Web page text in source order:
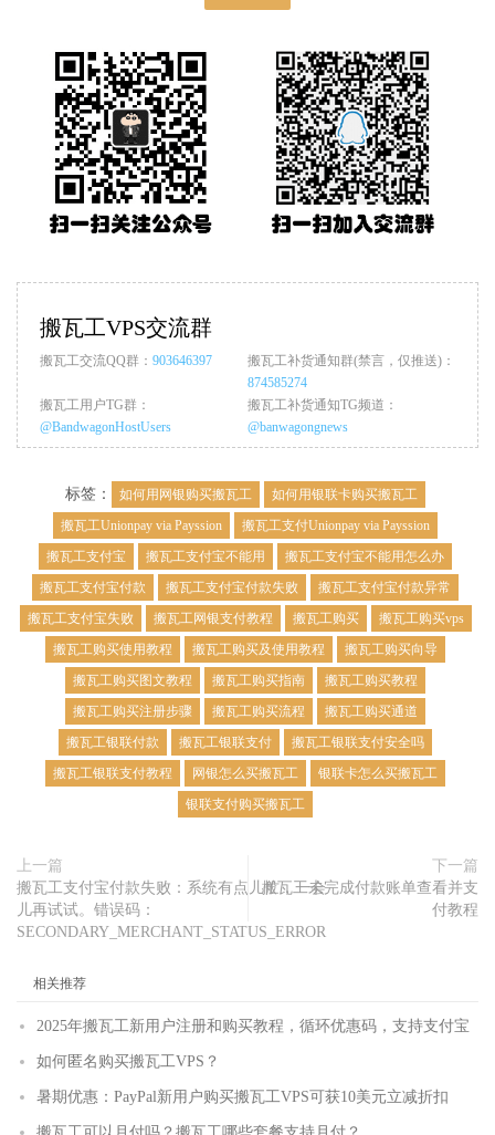
搬瓦工VPS交流群
搬瓦工交流QQ群： 903646397
搬瓦工补货通知群(禁言，仅推送)：
874585274
搬瓦工用户TG群：
@BandwagonHostUsers
搬瓦工补货通知TG频道：
@banwagongnews
标签： 如何用网银购买搬瓦工
如何用银联卡购买搬瓦工
搬瓦工Unionpay via Payssion
搬瓦工支付Unionpay via Payssion
搬瓦工支付宝
搬瓦工支付宝不能用
搬瓦工支付宝不能用怎么办
搬瓦工支付宝付款
搬瓦工支付宝付款失败
搬瓦工支付宝付款异常
搬瓦工支付宝失败
搬瓦工网银支付教程 搬瓦工购买
搬瓦工购买vps
搬瓦工购买使用教程
搬瓦工购买及使用教程
搬瓦工购买向导
搬瓦工购买图文教程
搬瓦工购买指南
搬瓦工购买教程
搬瓦工购买注册步骤
搬瓦工购买流程
搬瓦工购买通道
搬瓦工银联付款
搬瓦工银联支付
搬瓦工银联支付安全吗
搬瓦工银联支付教程
网银怎么买搬瓦工
银联卡怎么买搬瓦工
银联支付购买搬瓦工
上一篇
搬瓦工支付宝付款失败：系统有点儿忙，一会
儿再试试。错误码：
SECONDARY_MERCHANT_STATUS_ERROR
下一篇
搬瓦工未完成付款账单查看并支
付教程
相关推荐
2025年搬瓦工新用户注册和购买教程，循环优惠码，支持支付宝
如何匿名购买搬瓦工VPS？
暑期优惠：PayPal新用户购买搬瓦工VPS可获10美元立减折扣